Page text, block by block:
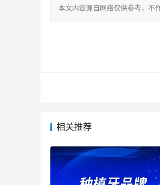
本文内容源自网络仅供参考，不
相关推荐